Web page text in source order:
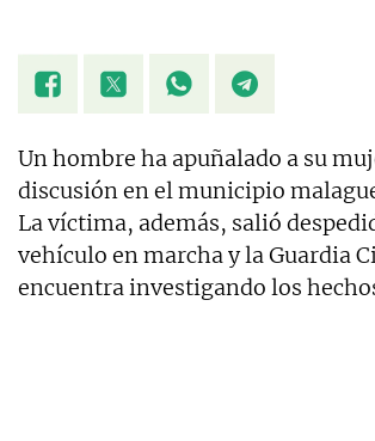
Un hombre ha apuñalado a su
discusión en el municipio
La víctima, además, salió
vehículo en marcha y la Guardia
encuentra investigando los